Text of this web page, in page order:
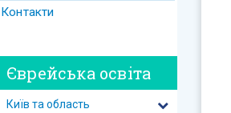
Контакти
Єврейська освіта